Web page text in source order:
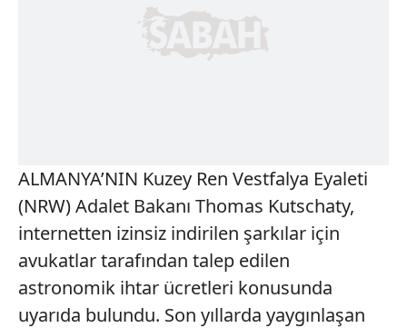
ALMANYA’NIN Kuzey Ren Vestfalya Eyaleti
(NRW) Adalet Bakanı Thomas Kutschaty,
internetten izinsiz indirilen şarkılar için
avukatlar tarafından talep edilen
astronomik ihtar ücretleri konusunda
uyarıda bulundu. Son yıllarda yaygınlaşan